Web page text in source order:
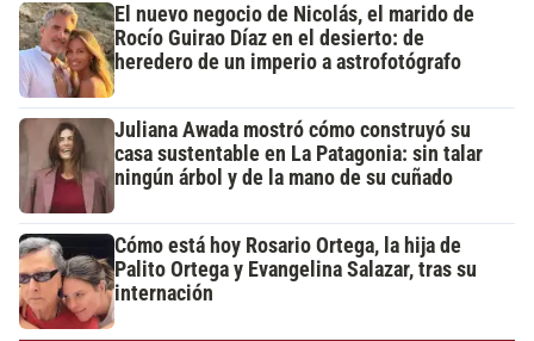
El nuevo negocio de Nicolás, el marido de
Rocío Guirao Díaz en el desierto: de
heredero de un imperio a astrofotógrafo
Juliana Awada mostró cómo construyó su
casa sustentable en La Patagonia: sin talar
ningún árbol y de la mano de su cuñado
Cómo está hoy Rosario Ortega, la hija de
Palito Ortega y Evangelina Salazar, tras su
internación